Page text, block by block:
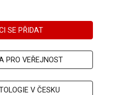
SE PŘIDAT
PRO VEŘEJNOST
V ČESKU